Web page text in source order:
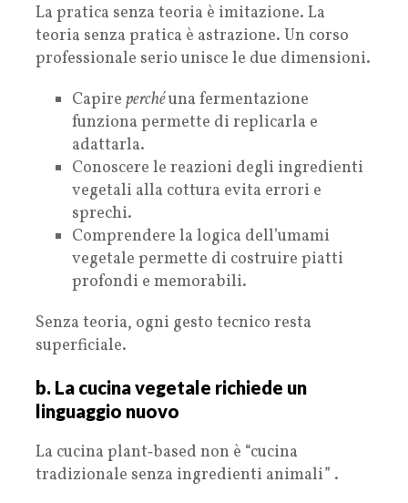
La pratica senza teoria è imitazione. La
teoria senza pratica è astrazione. Un corso
professionale serio unisce le due dimensioni.
Capire perchéuna fermentazione
funziona permette di replicarla e
adattarla.
Conoscere le reazioni degli ingredienti
vegetali alla cottura evita errori e
sprechi.
Comprendere la logica dell’umami
vegetale permette di costruire piatti
profondi e memorabili.
Senza teoria, ogni gesto tecnico resta
superficiale.
b. La cucina vegetale richiede un
linguaggio nuovo
La cucina plant‑based non è “cucina
tradizionale senza ingredienti animali” .